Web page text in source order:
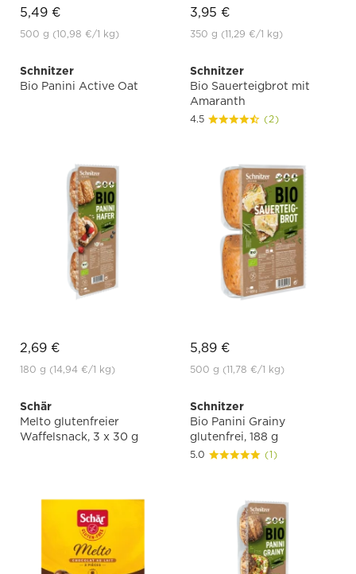
5,49 €
500 g (10,98 €/1 kg)
3,95 €
350 g (11,29 €/1 kg)
Schnitzer
Bio Panini Active Oat
2,69 €
180 g (14,94 €/1 kg)
Schnitzer
Bio Sauerteigbrot mit
Amaranth
4.5 (2)
5,89 €
500 g (11,78 €/1 kg)
Schär
Melto glutenfreier
Waffelsnack, 3 x 30 g
Schnitzer
Bio Panini Grainy
glutenfrei, 188 g
5.0 (1)